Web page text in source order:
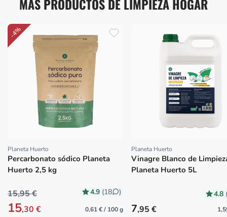
MÁS PRODUCTOS DE LIMPIEZA HOGAR
-4%
Proveedor:
Planeta Huerto
Percarbonato sódico Planeta
Huerto 2,5 kg
4.9 (18 )
15,95 €
15,30 € 0,61 € / 100 g
Proveedor:
Planeta Huerto
Vinagre Blanco de
Planeta Huerto 5L
4.8
Precio habitual
7,95 €